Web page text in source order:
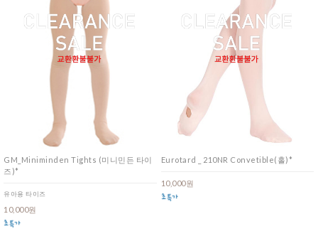
GM_Miniminden Tights (미니민든 타이
즈)*
유아용 타이즈
10,000원
Eurotard _ 210NR Convetible(홀)*
10,000원